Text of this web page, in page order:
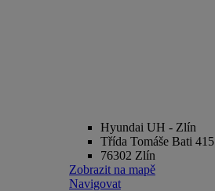
Hyundai UH - Zlín
Třída Tomáše Bati 415
76302 Zlín
Zobrazit na mapě
Navigovat